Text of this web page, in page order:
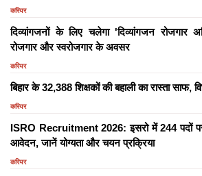
करियर
दिव्यांगजनों के लिए चलेगा 'दिव्यांगजन रोजगार
रोजगार और स्वरोजगार के अवसर
करियर
बिहार के 32,388 शिक्षकों की बहाली का रास्ता साफ,
करियर
ISRO Recruitment 2026: इसरो में 244 पदों
आवेदन, जानें योग्यता और चयन प्रक्रिया
करियर